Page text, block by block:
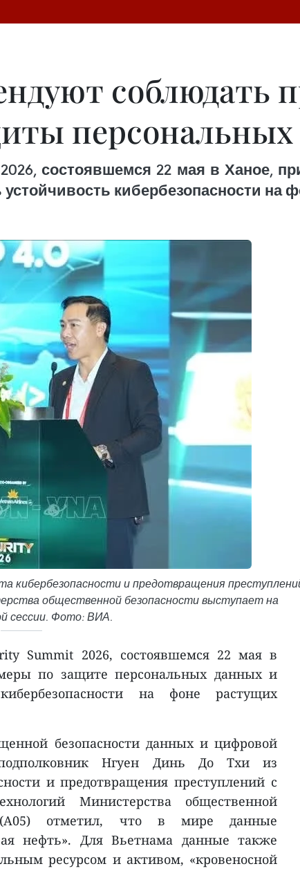
соблюдать
2026, состоявшемся 22 мая в Ханое,
кибербезопасности на
кибербезопасности и предотвращения
общественной безопасности выступает на
сессии. Фото: ВИА.
Summit 2026, состоявшемся 22 мая в
по защите персональных данных и
на фоне растущих
безопасности данных и цифровой
Нгуен Динь До Тхи из
и предотвращения преступлений с
Министерства общественной
(A05) отметил, что в мире данные
нефть». Для Вьетнама данные также
ресурсом и активом, «кровеносной